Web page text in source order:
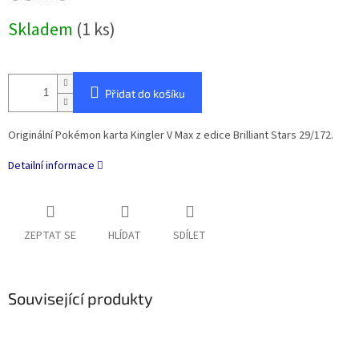
cena:
Skladem (1 ks)
Přidat do košíku
Originální Pokémon karta Kingler V Max z edice Brilliant Stars 29/172.
Detailní informace
ZEPTAT SE HLÍDAT SDÍLET
Související produkty